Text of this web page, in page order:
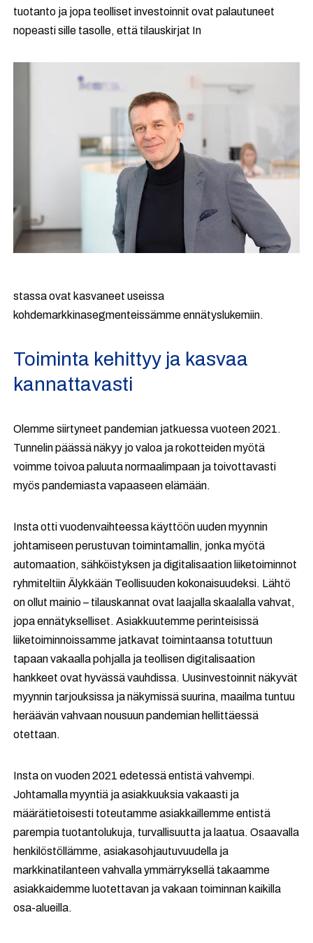
tuotanto ja jopa teolliset investoinnit ovat palautuneet
nopeasti sille tasolle, että tilauskirjat In
stassa ovat kasvaneet useissa
kohdemarkkinasegmenteissämme ennätyslukemiin.
Toiminta kehittyy ja kasvaa
kannattavasti
Olemme siirtyneet pandemian jatkuessa vuoteen 2021.
Tunnelin päässä näkyy jo valoa ja rokotteiden myötä
voimme toivoa paluuta normaalimpaan ja toivottavasti
myös pandemiasta vapaaseen elämään.
Insta otti vuodenvaihteessa käyttöön uuden myynnin
johtamiseen perustuvan toimintamallin, jonka myötä
automaation, sähköistyksen ja digitalisaation liiketoiminnot
ryhmiteltiin Älykkään Teollisuuden kokonaisuudeksi. Lähtö
on ollut mainio – tilauskannat ovat laajalla skaalalla vahvat,
jopa ennätykselliset. Asiakkuutemme perinteisissä
liiketoiminnoissamme jatkavat toimintaansa totuttuun
tapaan vakaalla pohjalla ja teollisen digitalisaation
hankkeet ovat hyvässä vauhdissa. Uusinvestoinnit näkyvät
myynnin tarjouksissa ja näkymissä suurina, maailma tuntuu
heräävän vahvaan nousuun pandemian hellittäessä
otettaan.
Insta on vuoden 2021 edetessä entistä vahvempi.
Johtamalla myyntiä ja asiakkuuksia vakaasti ja
määrätietoisesti toteutamme asiakkaillemme entistä
parempia tuotantolukuja, turvallisuutta ja laatua. Osaavalla
henkilöstöllämme, asiakasohjautuvuudella ja
markkinatilanteen vahvalla ymmärryksellä takaamme
asiakkaidemme luotettavan ja vakaan toiminnan kaikilla
osa-alueilla.